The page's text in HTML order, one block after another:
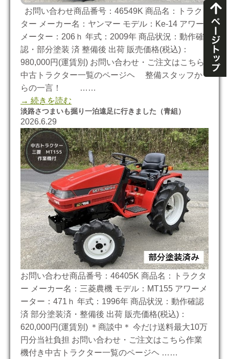
お問い合わせ商品番号：46549K 商品名：トラク
ター メーカー名：ヤンマー モデル：Ke-14 アワー
メーター：206ｈ 年式：2009年 商品状況：動作確
認・部分塗装 済 整備後 出荷 販売価格(税込)：
980,000円(運賃別) お問い合わせ・ご注文はこちら
中古トラクター一覧のページヘ 整備スタッフか
らの一言！ ……
→ 続きを読む
淡路さつまいも掘り一泊遠足に行きました（青組）
2026.6.29
お問い合わせ商品番号：46405K 商品名：トラクタ
ー メーカー名：三菱農機 モデル：MT155 アワーメ
ーター：471ｈ 年式：1996年 商品状況：動作確認
済 部分塗装済・整備後 出荷 販売価格(税込)：
620,000円(運賃別) ＊商談中＊ 今だけ送料最大10万
円分当社負担 お問い合わせ・ご注文はこちら作業
機付き中古トラクター一覧のページヘ ……